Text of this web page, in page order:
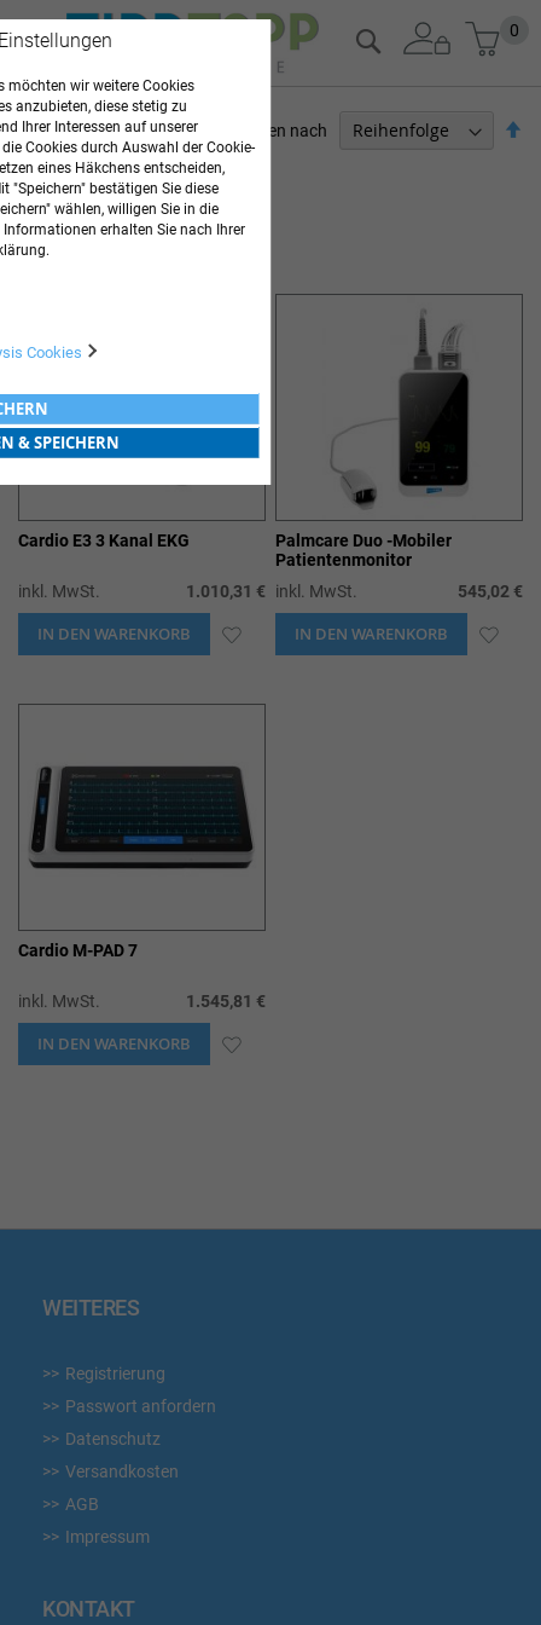
Zum
Inhalt
0
Suche
3Elemente
Sortieren nach
EKG- GERÄTE MEDICAL ECONET
Cardio E3 3 Kanal EKG
inkl. MwSt. 1.010,31 €
IN DEN WARENKORB ZUR
Palmcare Duo -Mobiler
Patientenmonitor
inkl. MwSt.
545,02 €
IN DEN WARENKORB ZUR
Cardio M-PAD 7
inkl. MwSt. 1.545,81 €
IN DEN WARENKORB ZUR
ARZTBEDARF
WEITERES
Registrierung
Passwort anfordern
Datenschutz
Versandkosten
AGB
Impressum
KONTAKT
möchten wir weitere Cookies
anzubieten, diese stetig zu
Ihrer Interessen auf unserer
Cookies durch Auswahl der Cookie-
eines Häkchens entscheiden,
"Speichern" bestätigen Sie diese
wählen, willigen Sie in die
erhalten Sie nach Ihrer
Cookies
& SPEICHERN